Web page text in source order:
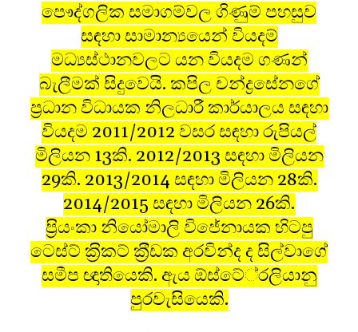
පෞද්ගලික සමාගම්වල ගිණුම් පහසුව
සඳහා සාමාන්‍යයෙන් වියදම්
මධ්‍යස්ථානවලට යන වියදම ගණන්
බැලීමක් සිදුවෙයි. කපිල චන්ද්‍රසේනගේ
ප‍්‍රධාන විධායක නිලධාරී කාර්යාලය සඳහා
වියදම 2011/2012 වසර සඳහා රුපියල්
මිලියන 13කි. 2012/2013 සඳහා මිලියන
29කි. 2013/2014 සඳහා මිලියන 28කි.
2014/2015 සඳහා මිලියන 26කි.
ප‍්‍රියංකා නියෝමාලි විජේනායක හිටපු
ටෙස්ට් ක‍්‍රිකට් ක‍්‍රීඩක අරවින්ද ද සිල්වාගේ
සමීප ඥාතියෙකි. ඇය ඕස්ටේ‍්‍රලියානු
පුරවැසියෙකි.